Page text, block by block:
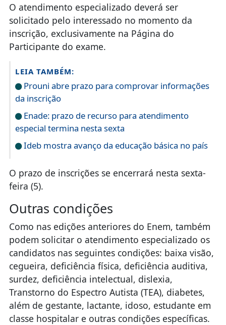
O atendimento especializado deverá ser
solicitado pelo interessado no momento da
inscrição, exclusivamente na Página do
Participante do exame.
LEIA TAMBÉM:
Prouni abre prazo para comprovar informações
da inscrição
Enade: prazo de recurso para atendimento
especial termina nesta sexta
Ideb mostra avanço da educação básica no país
O prazo de inscrições se encerrará nesta sexta-
feira (5).
Outras condições
Como nas edições anteriores do Enem, também
podem solicitar o atendimento especializado os
candidatos nas seguintes condições: baixa visão,
cegueira, deficiência física, deficiência auditiva,
surdez, deficiência intelectual, dislexia,
Transtorno do Espectro Autista (TEA), diabetes,
além de gestante, lactante, idoso, estudante em
classe hospitalar e outras condições específicas.